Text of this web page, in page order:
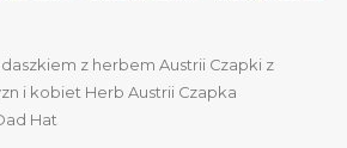
z herbem Austrii Czapki z
i kobiet Herb Austrii Czapka
Hat